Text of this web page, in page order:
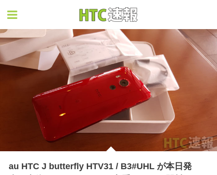
au HTC J butterfly HTV31 / B3#UHL が本日発